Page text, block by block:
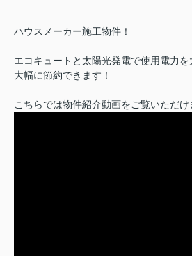
ハウスメーカー施工物件！
エコキュートと太陽光発電で使用電力
大幅に節約できます！
こちらでは物件紹介動画をご覧いただ